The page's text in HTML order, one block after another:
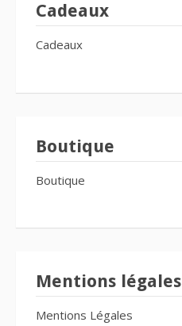
Cadeaux
Cadeaux
Boutique
Boutique
Mentions légales
Mentions Légales